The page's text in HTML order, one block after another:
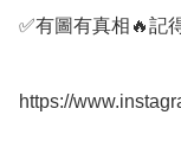
✅️有圖有真相🔥記
https://